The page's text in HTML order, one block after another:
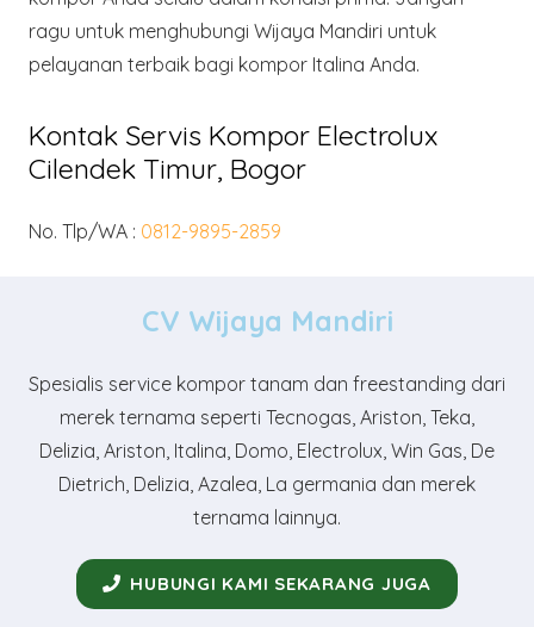
ragu untuk menghubungi Wijaya Mandiri untuk
pelayanan terbaik bagi kompor Italina Anda.
Kontak Servis Kompor Electrolux
Cilendek Timur, Bogor
No. Tlp/WA : 0812-9895-2859
CV Wijaya Mandiri
Spesialis service kompor tanam dan freestanding dari
merek ternama seperti Tecnogas, Ariston, Teka,
Delizia, Ariston, Italina, Domo, Electrolux, Win Gas, De
Dietrich, Delizia, Azalea, La germania dan merek
ternama lainnya.
HUBUNGI KAMI SEKARANG JUGA